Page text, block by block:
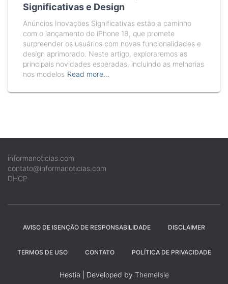
Significativas e Design
Anúncios Inovações Significativas estão a caminho
com o lançamento do iPhone 18, que promete
surpreender os usuários com novas funcionalidades e
design aprimorado. Neste artigo, exploraremos as
principais novidades esperadas, incluindo as melhorias
nos modelos Read more…
informanoticias.com
contato@informanoticias.com
DHCP
AVISO DE ISENÇÃO DE RESPONSABILIDADE DISCLAIMER
TERMOS DE USO CONTATO POLÍTICA DE PRIVACIDADE
Hestia | Developed by ThemeIsle